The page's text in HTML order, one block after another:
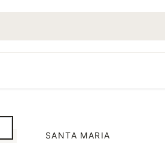
SANTA MARIA